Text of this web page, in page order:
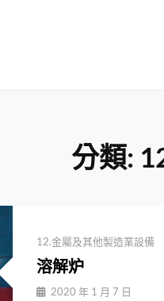
分類:
Categories
12.金屬及其他製造業設備
溶解炉
By 2020 年 1 月 7 日